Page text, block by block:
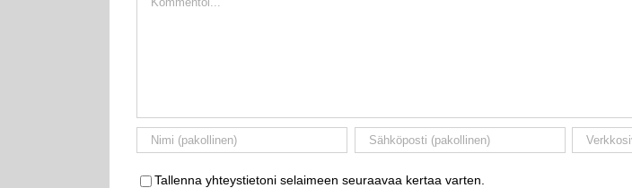
Tallenna yhteystietoni selaimeen seuraavaa kertaa varten.